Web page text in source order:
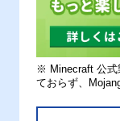
※ Minecraft 公式
ておらず、